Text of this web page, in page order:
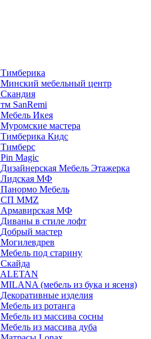
Тимберика
Минский мебельный центр
Скандия
тм SanRemi
Мебель Икея
Муромские мастера
Тимберика Кидс
Тимберс
Pin Magic
Дизайнерская Мебель Этажерка
Лидская МФ
Панормо Мебель
СП ММZ
Армавирская МФ
Диваны в стиле лофт
Добрый мастер
Могилевдрев
Мебель под старину
Скайда
ALETAN
MILANA (мебель из бука и ясеня)
Декоративные изделия
Мебель из ротанга
Мебель из массива сосны
Мебель из массива дуба